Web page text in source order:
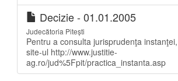
Decizie - 01.01.2005
Judecătoria Pitești
Pentru a consulta jurisprudenţa
site-ul http://www.justitie-
ag.ro/jud%5Fpit/practica_instanta.asp